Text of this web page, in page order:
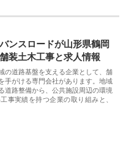
ンスロードが山形県鶴岡
装土木工事と求人情報
の道路基盤を支える企業として、舗
手がける専門会社があります。地域
道路整備から、公共施設周辺の環境
事実績を持つ企業の取り組みと、